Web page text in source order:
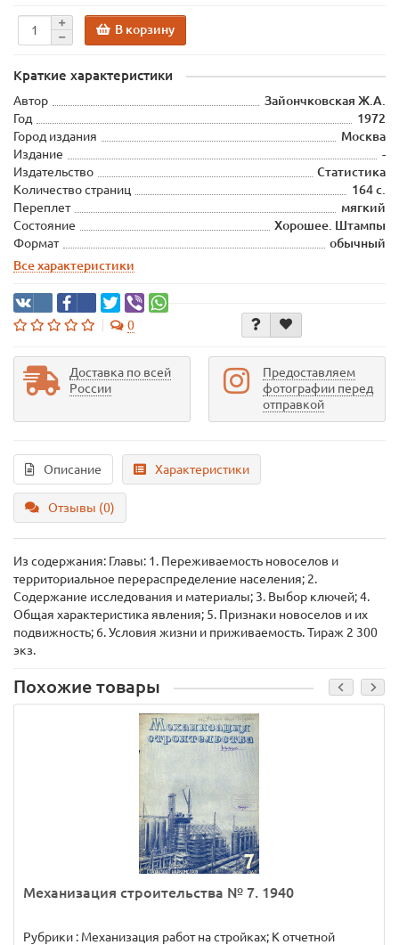
В корзину
Краткие характеристики
Автор
Зайончковская Ж.А.
Год
1972
Город издания
Москва
Издание
-
Издательство
Статистика
Количество страниц
164 с.
Переплет
мягкий
Состояние
Хорошее. Штампы
Формат
обычный
Все характеристики
0
Доставка по всей
России
Предоставляем
фотографии перед
отправкой
Описание Характеристики
Отзывы (0)
Из содержания: Главы: 1. Переживаемость новоселов и
территориальное перераспределение населения; 2.
Содержание исследования и материалы; 3. Выбор ключей; 4.
Общая характеристика явления; 5. Признаки новоселов и их
подвижность; 6. Условия жизни и приживаемость. Тираж 2 300
экз.
Похожие товары
Механизация строительства № 7. 1940
Рубрики : Механизация работ на стройках; К отчетной